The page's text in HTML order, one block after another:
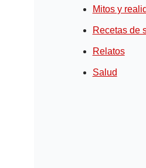
Mitos y
Recetas de
Relatos
Salud